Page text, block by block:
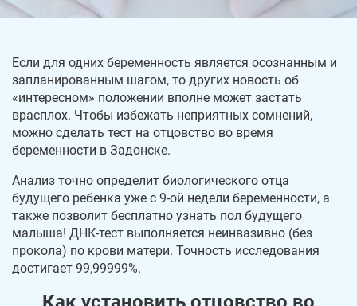
Если для одних беременность является осознанным и
запланированным шагом, то других новость об
«интересном» положении вполне может застать
врасплох. Чтобы избежать неприятных сомнений,
можно сделать тест на отцовство во время
беременности в Задонске.
Анализ точно определит биологического отца
будущего ребенка уже с 9-ой недели беременности, а
также позволит бесплатно узнать пол будущего
малыша! ДНК-тест выполняется неинвазивно (без
прокола) по крови матери. Точность исследования
достигает 99,99999%.